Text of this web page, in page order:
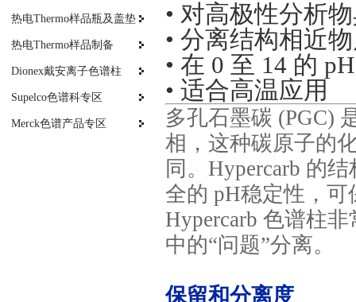
热电Thermo样品瓶及盖垫
热电Thermo样品制备
Dionex戴安离子色谱柱
Supelco色谱科专区
Merck色谱产品专区
• 对高极性分析
• 分离结构相近
• 在 0 至 14 的
• 适合高温应用
多孔石墨碳 (PGC)
相，这种碳原子的
同。 Hypercarb 的结
全的 pH稳定性，可
Hypercarb 色谱柱非
中的“问题”分离。
保留和分离度